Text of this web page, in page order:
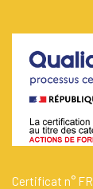
Certificat n°